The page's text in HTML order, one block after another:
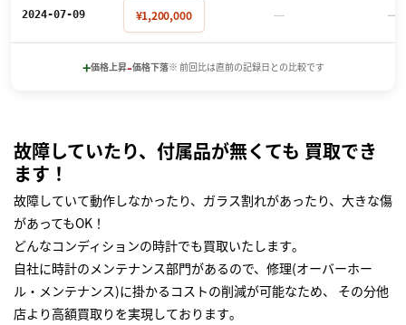
2024-07-09 ¥1,200,000 － －
+価格上昇-価格下落※ 前回比は直前の記録日との比較です
故障していたり、付属品が無くても 買取でき
ます！
故障していて動作しなかったり、ガラス割れがあったり、大きな傷
があってもOK！
どんなコンディションの時計でも買取いたします｡
自社に時計のメンテナンス部門があるので、修理(オーバーホー
ル・メンテナンス)に掛かるコストの削減が可能なため、 その分他
店より高額買取りを実現しております｡